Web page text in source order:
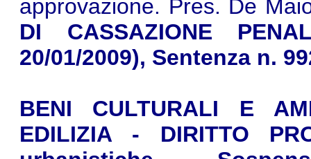
approvazione. Pres. De
DI CASSAZIONE
20/01/2009), Sentenza n.
BENI CULTURALI E
EDILIZIA - DIRITTO